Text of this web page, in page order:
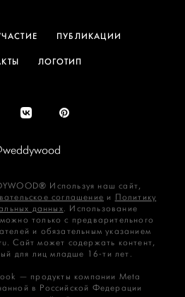
ПУБЛИКАЦИИ
ЛОГОТИП
Используя наш сайт,
соглашение и
Политику
данных . Использование
только с предварительного
и обязательным указанием
Сайт может содержать контент,
для лиц младше 16‑ти лет.
— продукты компании Meta
в Российской Федерации